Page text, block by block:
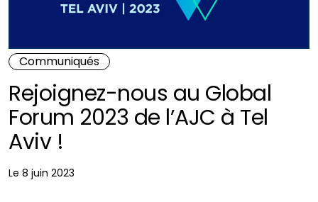
Communiqués
Rejoignez-nous au Global
Forum 2023 de l’AJC à Tel
Aviv !
Le 8 juin 2023